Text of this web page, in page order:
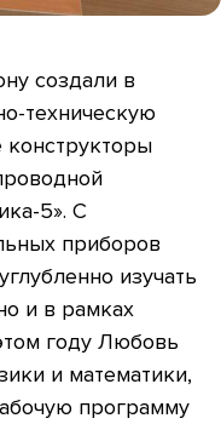
создали в
техническую
конструкторы
5». С
приборов
изучать
и в рамках
году Любовь
и математики,
программу